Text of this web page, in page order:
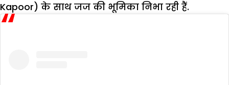
Kapoor) के साथ जज की भूमिका निभा रही हैं.